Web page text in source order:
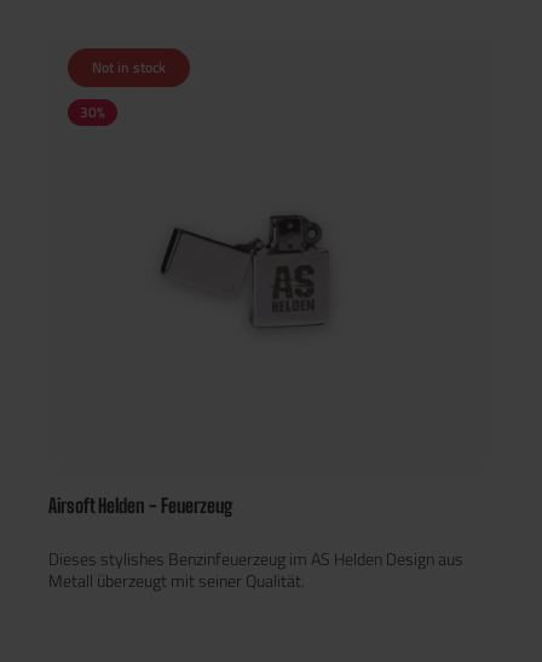
Not in stock
30%
Airsoft Helden - Feuerzeug
Dieses stylishes Benzinfeuerzeug im AS Helden Design aus
Metall überzeugt mit seiner Qualität.